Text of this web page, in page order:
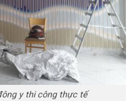
y thi công thực tế